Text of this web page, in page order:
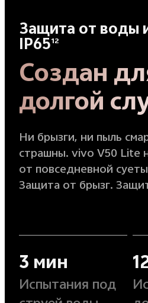
Защита от воды
IP6512
Создан
долгой
Ни брызги, ни пыль
страшны. vivo V50 Lite
от повседневной
Защита от брызг.
3 мин
Испытания под